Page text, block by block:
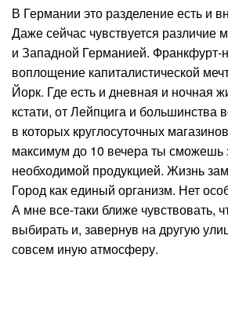
В Германии это разделение есть и
Даже сейчас чувствуется различие
и Западной Германией.
воплощение капиталистической
Йорк. Где есть и дневная и ночная
кстати, от Лейпцига и большинства
в которых круглосуточных
максимум до 10 вечера ты сможешь
необходимой продукцией. Жизнь
Город как единый организм. Нет
А мне все-таки ближе чувствовать,
выбирать и, завернув на другую
совсем иную атмосферу.